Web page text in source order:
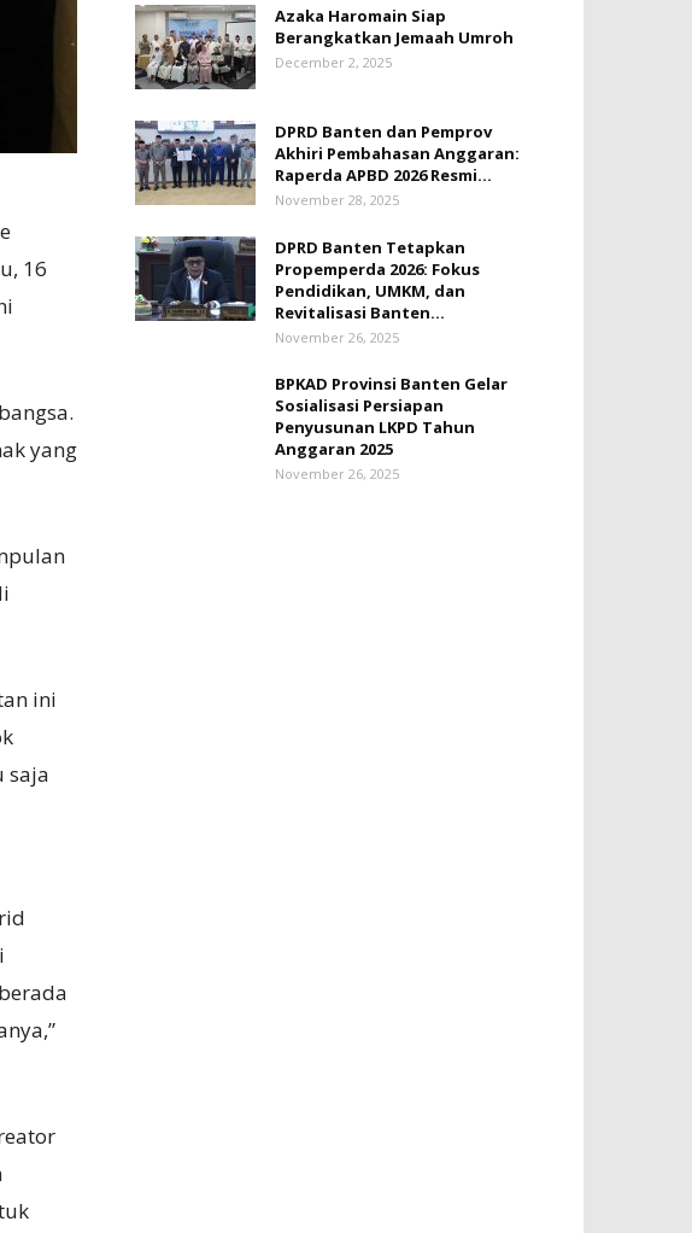
16
yang
ini
saja
Azaka Haromain Siap
Berangkatkan Jemaah Umroh
December 2, 2025
DPRD Banten dan Pemprov
Akhiri Pembahasan Anggaran:
Raperda APBD 2026 Resmi...
November 28, 2025
DPRD Banten Tetapkan
Propemperda 2026: Fokus
Pendidikan, UMKM, dan
Revitalisasi Banten...
November 26, 2025
BPKAD Provinsi Banten Gelar
Sosialisasi Persiapan
Penyusunan LKPD Tahun
Anggaran 2025
November 26, 2025